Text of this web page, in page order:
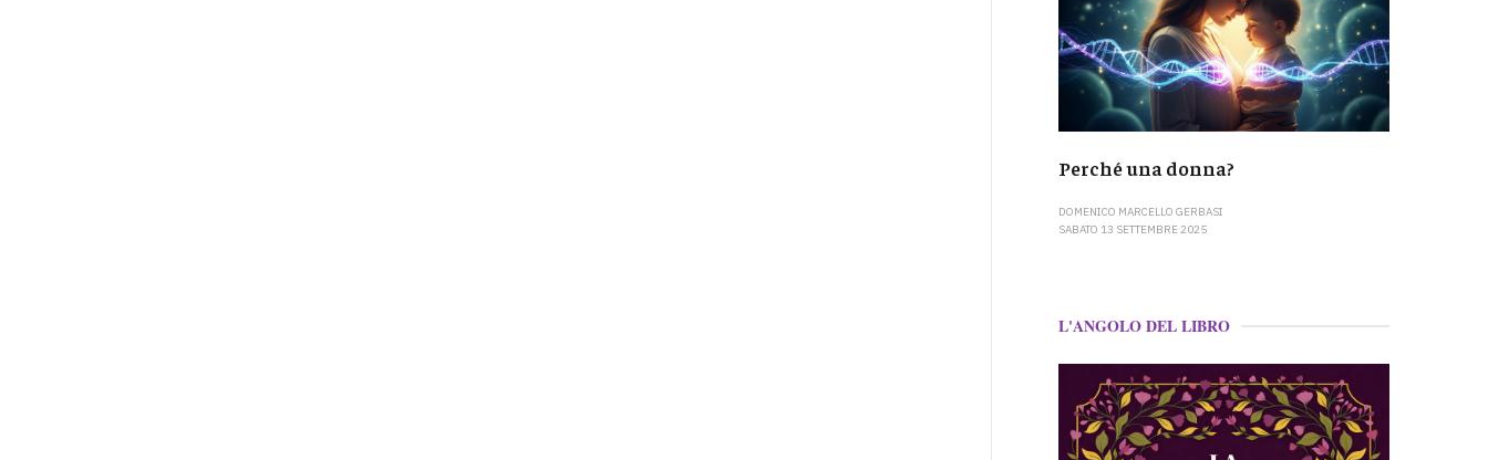
Perché una donna?
DOMENICO MARCELLO GERBASI
SABATO 13 SETTEMBRE 2025
L'ANGOLO DEL LIBRO